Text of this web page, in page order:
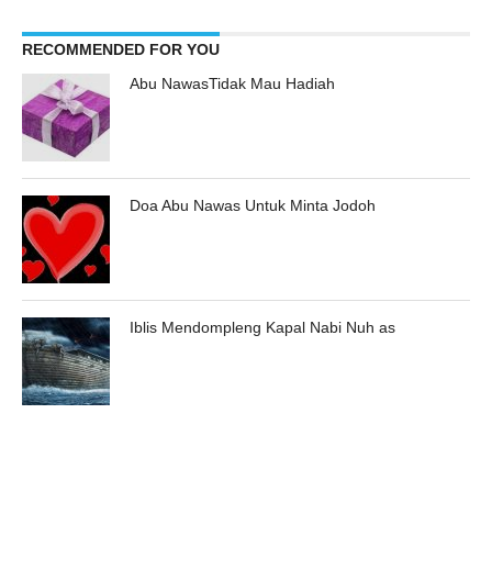
RECOMMENDED FOR YOU
Abu NawasTidak Mau Hadiah
Doa Abu Nawas Untuk Minta Jodoh
Iblis Mendompleng Kapal Nabi Nuh as